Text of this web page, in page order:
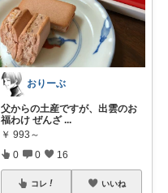
おりーぶ
父からの土産ですが、出雲のお
福わけ ぜんざ ...
￥ 993～
0 0 16
コレ いいね